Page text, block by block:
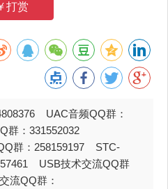
打赏
UAC音频QQ群：
群：331552032
群：258159197 STC-
USB技术交流QQ群
流QQ群：